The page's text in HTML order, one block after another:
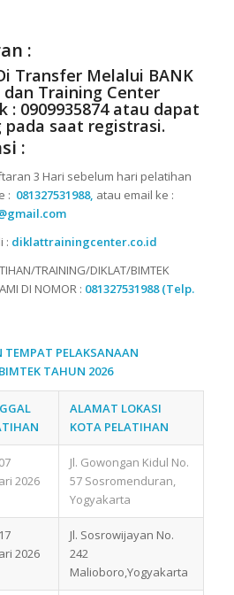
:
Transfer Melalui BANK
dan Training Center
: 0909935874atau dapat
pada saat registrasi.
:
3 Hari sebelum hari pelatihan
: 081327531988, atau email ke :
: diklattrainingcenter.co.id
TRAINING/DIKLAT/BIMTEK
DI NOMOR : 081327531988 (Telp.
TEMPAT PELAKSANAAN
TAHUN 2026
ALAMAT LOKASI
KOTA PELATIHAN
2026
Jl. Gowongan Kidul No.
57 Sosromenduran,
Yogyakarta
2026
Jl. Sosrowijayan No.
242
Malioboro,Yogyakarta